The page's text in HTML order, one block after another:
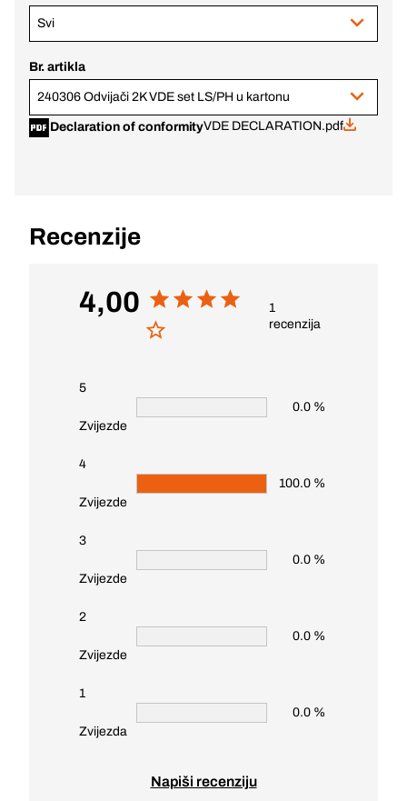
Svi
Br. artikla
240306 Odvijači 2K VDE set LS/PH u kartonu
Declaration of conformityVDE DECLARATION.pdf
Recenzije
4,00
1
recenzija
5
Zvijezde
0.0 %
4
Zvijezde
100.0 %
3
Zvijezde
0.0 %
2
Zvijezde
0.0 %
1
Zvijezda
0.0 %
Napiši recenziju